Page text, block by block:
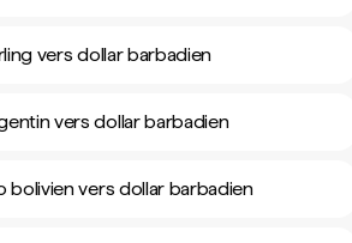
vers dollar barbadien
vers dollar barbadien
bolivien vers dollar barbadien